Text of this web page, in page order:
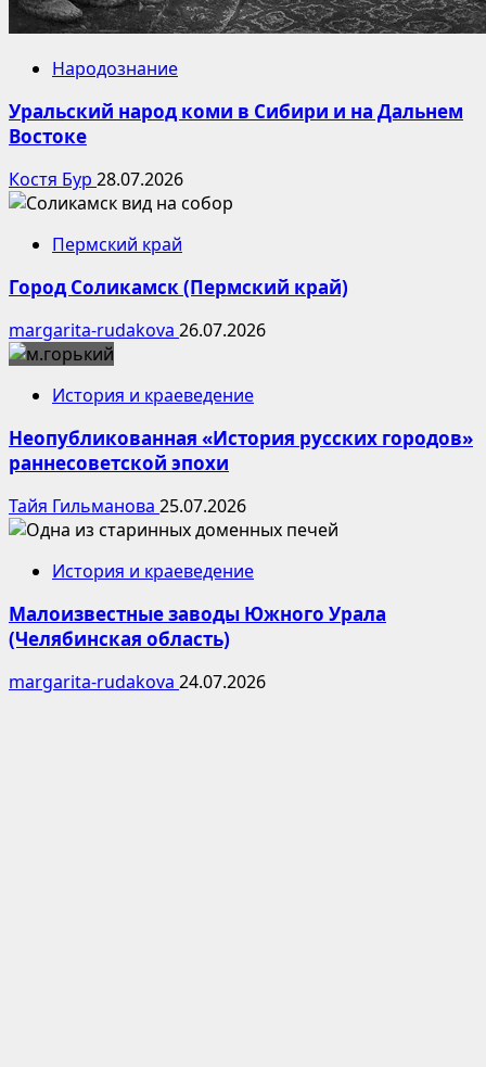
Народознание
Уральский народ коми в Сибири и на Дальнем
Востоке
Костя Бур 28.07.2026
Пермский край
Город Соликамск (Пермский край)
margarita-rudakova 26.07.2026
История и краеведение
Неопубликованная «История русских городов»
раннесоветской эпохи
Тайя Гильманова 25.07.2026
История и краеведение
Малоизвестные заводы Южного Урала
(Челябинская область)
margarita-rudakova 24.07.2026